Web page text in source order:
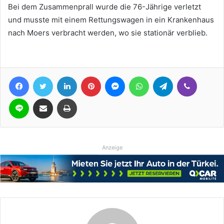
Bei dem Zusammenprall wurde die 76-Jährige verletzt
und musste mit einem Rettungswagen in ein Krankenhaus
nach Moers verbracht werden, wo sie stationär verblieb.
FacebookTwitter LinkedIn Pinterest MessengerWhatsAppTelegram
Line Teile per E-Mail Drucken
Anzeige